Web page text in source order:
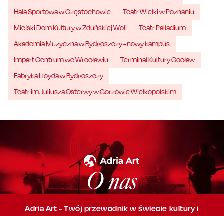
Hala Sportowa w Częstochowie
Teatr Wielki w Poznaniu
Miejski Dom Kultury w Zduńskiej Woli
Teatr Palladium
Akademia Muzyczna w Bydgoszczy - nowy kampus
Impart Centrum we Wrocławiu
Terminal Kultury Gocław
Fabryka Lloyda w Bydgoszczy
Teatr im. Juliusza Osterwy w Gorzowie Wielkopolskim
O nas
Adria Art - Twój przewodnik w świecie kultury i